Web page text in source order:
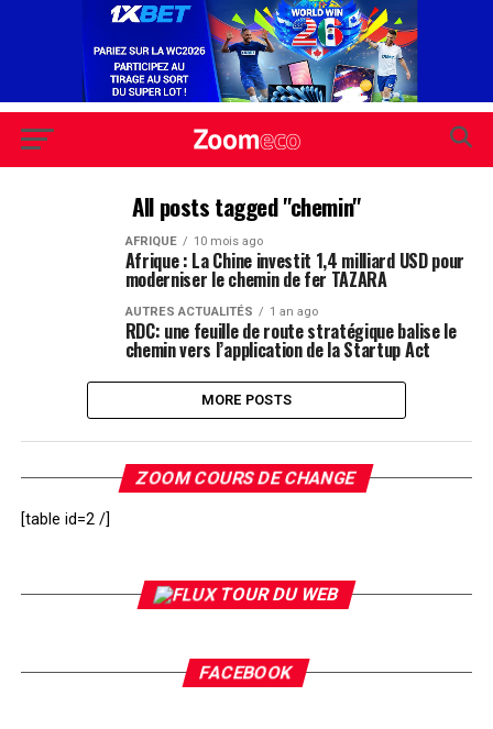
All posts tagged "chemin"
AFRIQUE 10 mois ago
Afrique : La Chine investit 1,4 milliard USD pour
moderniser le chemin de fer TAZARA
AUTRES ACTUALITÉS 1 an ago
RDC: une feuille de route stratégique balise le
chemin vers l’application de la Startup Act
MORE POSTS
ZOOM COURS DE CHANGE
[table id=2 /]
TOUR DU WEB
FACEBOOK